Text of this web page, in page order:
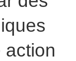
action